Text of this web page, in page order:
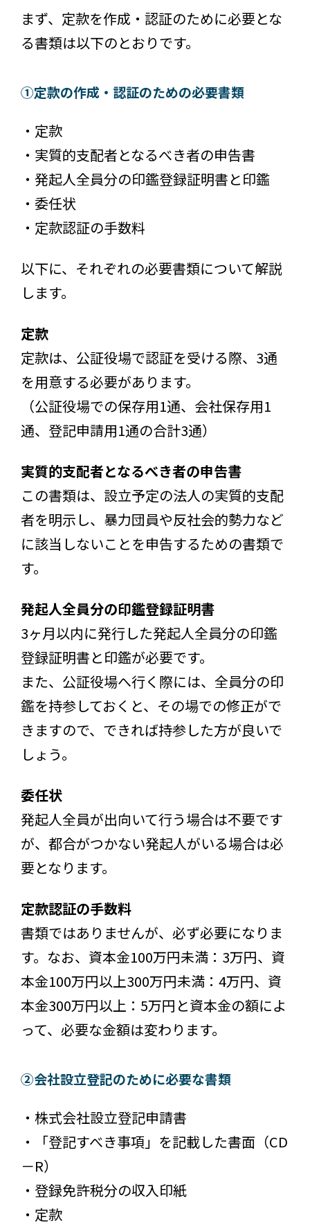
まず、定款を作成・認証のために必要とな
る書類は以下のとおりです。
①定款の作成・認証のための必要書類
・定款
・実質的支配者となるべき者の申告書
・発起人全員分の印鑑登録証明書と印鑑
・委任状
・定款認証の手数料
以下に、それぞれの必要書類について解説
します。
定款
定款は、公証役場で認証を受ける際、3通
を用意する必要があります。
（公証役場での保存用1通、会社保存用1
通、登記申請用1通の合計3通）
実質的支配者となるべき者の申告書
この書類は、設立予定の法人の実質的支配
者を明示し、暴力団員や反社会的勢力など
に該当しないことを申告するための書類で
す。
発起人全員分の印鑑登録証明書
3ヶ月以内に発行した発起人全員分の印鑑
登録証明書と印鑑が必要です。
また、公証役場へ行く際には、全員分の印
鑑を持参しておくと、その場での修正がで
きますので、できれば持参した方が良いで
しょう。
委任状
発起人全員が出向いて行う場合は不要です
が、都合がつかない発起人がいる場合は必
要となります。
定款認証の手数料
書類ではありませんが、必ず必要になりま
す。なお、資本金100万円未満：3万円、資
本金100万円以上300万円未満：4万円、資
本金300万円以上：5万円と資本金の額によ
って、必要な金額は変わります。
②会社設立登記のために必要な書類
・株式会社設立登記申請書
・「登記すべき事項」を記載した書面（CD
－R）
・登録免許税分の収入印紙
・定款